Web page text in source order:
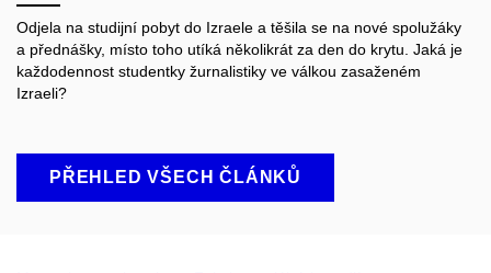
Odjela na studijní pobyt do Izraele a těšila se na nové spolužáky
a přednášky, místo toho utíká několikrát za den do krytu. Jaká je
každodennost studentky žurnalistiky ve válkou zasaženém
Izraeli?
PŘEHLED VŠECH ČLÁNKŮ